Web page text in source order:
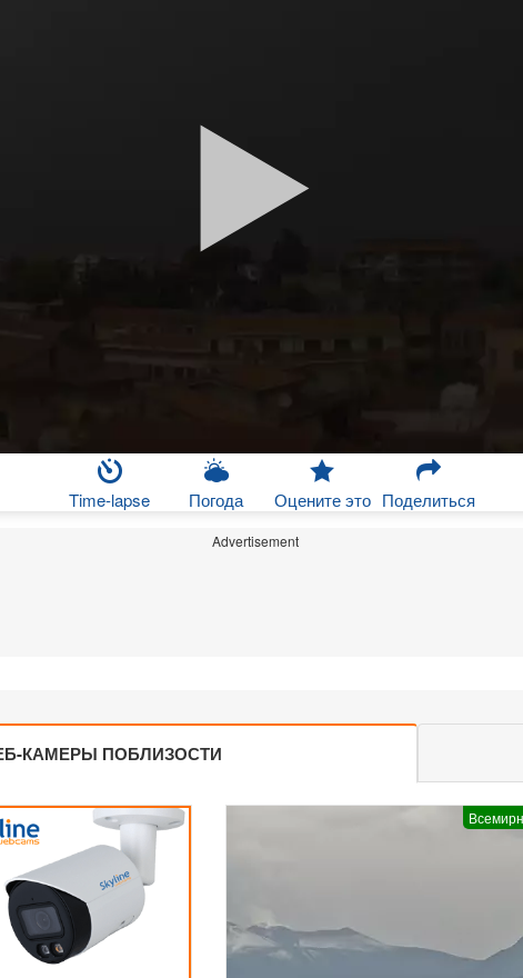
Time-lapse Погода Оцените это Поделиться
Advertisement
КАМЕРЫ ПОБЛИЗОСТИ